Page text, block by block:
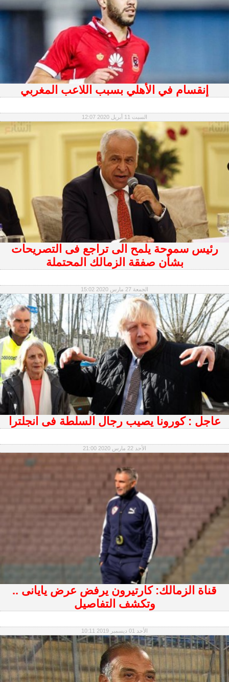
إنقسام في الأهلي بسبب اللاعب المغربي
السبت 11 أبريل 2020 12:07
رئيس سموحة يلمح الى تراجع فى التصريحات
بشأن صفقة الزمالك المحتملة
الجمعة 27 مارس 2020 15:02
عاجل : كورونا يصيب رجال السلطة فى انجلترا
الأحد 22 مارس 2020 21:00
قناة الزمالك: كارتيرون يرفض عرض يايانى ..
وتكشف التفاصيل
الأحد 01 ديسمبر 2019 10:11